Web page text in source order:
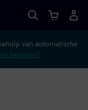
van automatische
bekijken?